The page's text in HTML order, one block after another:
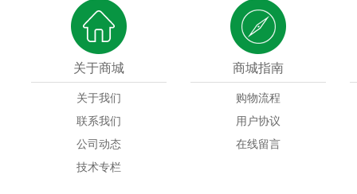
关于商城
关于我们
联系我们
公司动态
技术专栏
商城指南
购物流程
用户协议
在线留言